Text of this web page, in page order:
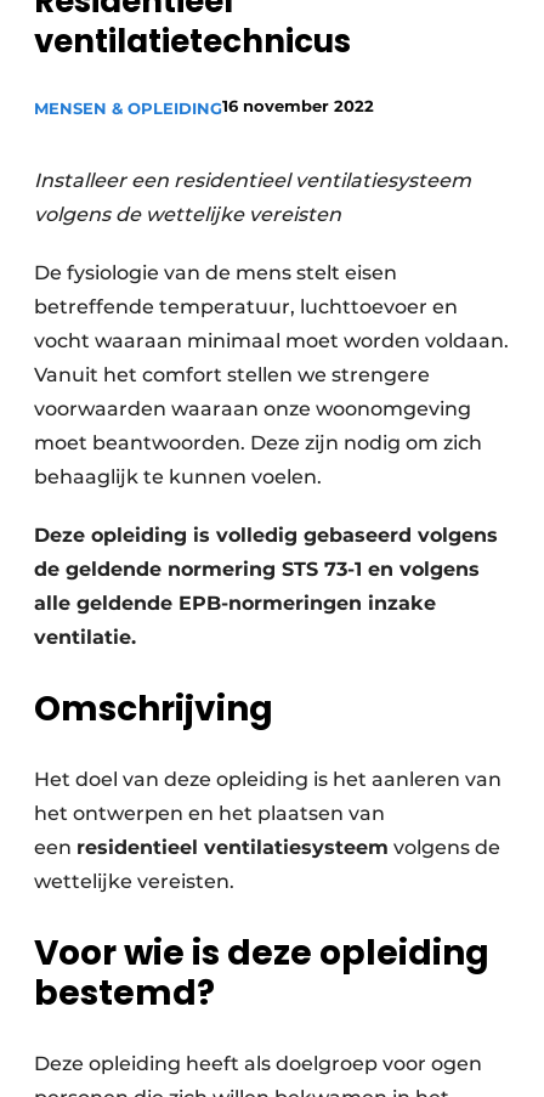
Vacature aanmelden
Video’s
Sanitair
Warmtepompen
ventilatietechnicus
MENSEN & OPLEIDING16 november 2022
Installeer een residentieel ventilatiesysteem
volgens de wettelijke vereisten
De fysiologie van de mens stelt eisen
betreffende temperatuur, luchttoevoer en
vocht waaraan minimaal moet worden voldaan.
Vanuit het comfort stellen we strengere
voorwaarden waaraan onze woonomgeving
moet beantwoorden. Deze zijn nodig om zich
behaaglijk te kunnen voelen.
Deze opleiding is volledig gebaseerd volgens
de geldende normering STS 73-1 en volgens
alle geldende EPB-normeringen inzake
ventilatie.
Omschrijving
Het doel van deze opleiding is het aanleren van
het ontwerpen en het plaatsen van
een residentieel ventilatiesysteem volgens de
wettelijke vereisten.
Voor wie is deze opleiding
bestemd?
Deze opleiding heeft als doelgroep voor ogen